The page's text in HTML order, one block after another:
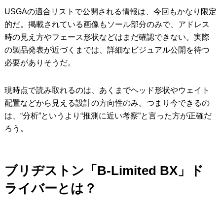
USGAの適合リストで公開される情報は、今回もかなり限定
的だ。掲載されている画像もソール部分のみで、アドレス
時の見え方やフェース形状などはまだ確認できない。実際
の製品発表が近づくまでは、詳細なビジュアル公開を待つ
必要がありそうだ。
現時点で読み取れるのは、あくまでヘッド形状やウェイト
配置などから見える設計の方向性のみ。つまり今できるの
は、“分析”というより“推測に近い考察”と言った方が正確だ
ろう。
ブリヂストン「B-Limited BX」ド
ライバーとは？